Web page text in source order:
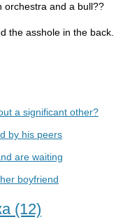
orchestra and a bull??
the asshole in the back
a significant other?
by his peers
are waiting
boyfriend
(12)